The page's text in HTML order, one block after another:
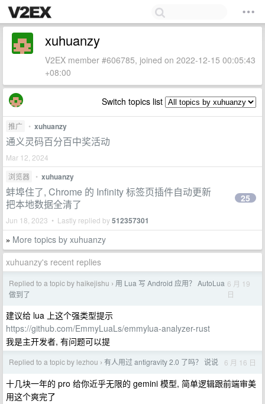
xuhuanzy
V2EX member #606785, joined on 2022-12-15 00:05:43
+08:00
Switch topics list
推广 • xuhuanzy
通义灵码百分百中奖活动
Mar 12, 2024
浏览器
• xuhuanzy
蚌埠住了, Chrome 的 Infinity 标签页插件自动更新
把本地数据全清了
Jun 18, 2023 • Lastly replied by512357301
25
» More topics by xuhuanzy
xuhuanzy's recent replies
Replied to a topic by haikejishu › 用 Lua 写 Android 应用？ AutoLua
做到了
6 月 19
日
建议给 lua 上这个强类型提示
https://github.com/EmmyLuaLs/emmylua-analyzer-rust
我是主开发者, 有问题可以提
Replied to a topic by lezhou › 有人用过 antigravity 2.0 了吗？ 说说 6 月 16 日
十几块一年的 pro 给你近乎无限的 gemini 模型, 简单逻辑跟前端审美
用这个爽完了